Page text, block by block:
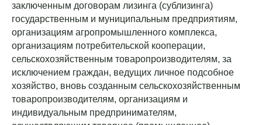
заключенным договорам лизинга (сублизинга)
государственным и муниципальным предприятиям,
организациям агропромышленного комплекса,
организациям потребительской кооперации,
сельскохозяйственным товаропроизводителям, за
исключением граждан, ведущих личное подсобное
хозяйство, вновь созданным сельскохозяйственным
товаропроизводителям, организациям и
индивидуальным предпринимателям,